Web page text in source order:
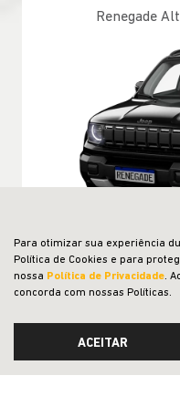
Renegade
À VISTA
Para otimizar sua experiência
Política de Cookies e para
nossa Política de Privacidade.
concorda com nossas Políticas.
ACEITAR